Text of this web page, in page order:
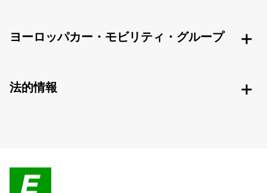
ヨーロッパカー・モビリティ・グループ
法的情報